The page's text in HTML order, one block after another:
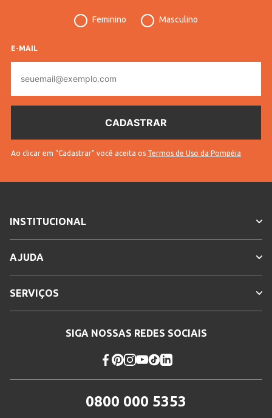
Feminino Masculino
E-MAIL
mail
Ao clicar em "Cadastrar" você aceita os Termos de Uso da Pompéia
INSTITUCIONAL
AJUDA
SERVIÇOS
SIGA NOSSAS REDES SOCIAIS
0800 000 5353